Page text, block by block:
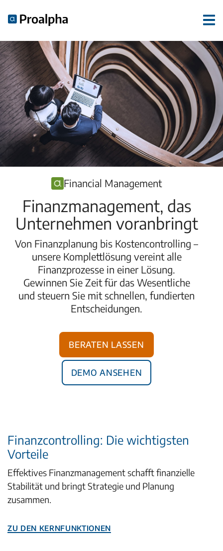
Financial Management
Finanzmanagement, das
Unternehmen voranbringt
Von Finanzplanung bis Kostencontrolling –
unsere Komplettlösung vereint alle
Finanzprozesse in einer Lösung.
Gewinnen Sie Zeit für das Wesentliche
und steuern Sie mit schnellen, fundierten
Entscheidungen.
Beraten lassen
Demo ansehen
Finanzcontrolling: Die wichtigsten
Vorteile
Effektives Finanzmanagement schafft finanzielle
Stabilität und bringt Strategie und Planung
zusammen.
Zu den Kernfunktionen